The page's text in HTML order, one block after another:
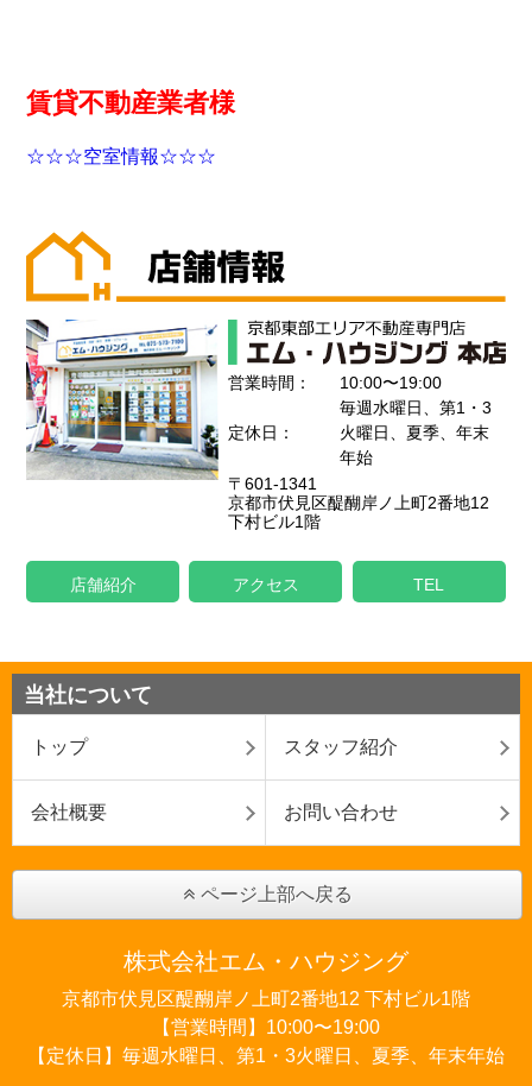
賃貸不動産業者様
☆☆☆空室情報☆☆☆
営業時間： 10:00〜19:00
定休日：
毎週水曜日、第1・3
火曜日、夏季、年末
年始
〒601-1341
京都市伏見区醍醐岸ノ上町2番地12
下村ビル1階
店舗紹介 アクセス TEL
当社について
トップ スタッフ紹介
会社概要 お問い合わせ
ページ上部へ戻る
株式会社エム・ハウジング
京都市伏見区醍醐岸ノ上町2番地12 下村ビル1階
【営業時間】10:00〜19:00
【定休日】毎週水曜日、第1・3火曜日、夏季、年末年始